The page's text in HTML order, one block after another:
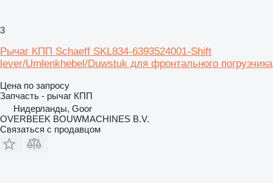
3
Рычаг КПП Schaeff SKL834-6393524001-Shift
lever/Umlenkhebel/Duwstuk для фронтального погрузчика
Цена по запросу
Запчасть - рычаг КПП
Нидерланды, Goor
OVERBEEK BOUWMACHINES B.V.
Связаться с продавцом